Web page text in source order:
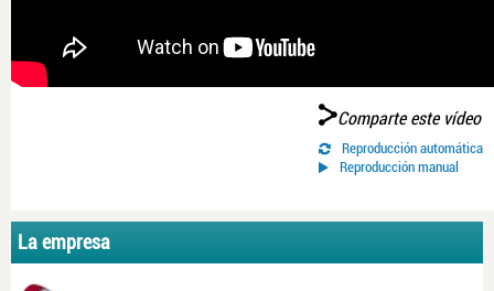
Comparte este vídeo
Reproducción automática
Reproducción manual
La empresa